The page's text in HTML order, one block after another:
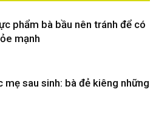
phẩm bà bầu nên tránh để có
mạnh
mẹ sau sinh: bà đẻ kiêng những